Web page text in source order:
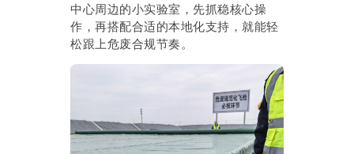
中心周边的小实验室，先抓稳核心操
作，再搭配合适的本地化支持，就能轻
松跟上危废合规节奏。